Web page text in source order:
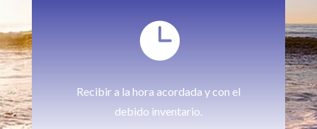

Recibir a la hora acordada y con el
debido inventario.